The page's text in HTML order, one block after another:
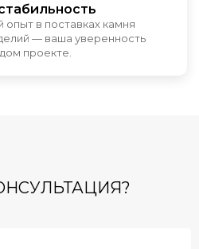
в поставках камня
— ваша уверенность
проекте.